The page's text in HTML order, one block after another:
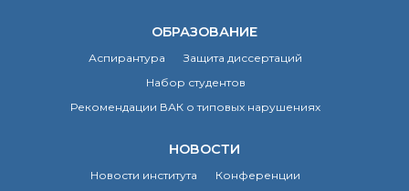
Новые лаборатории
Институт в СМИ
Конкурсы вакантных
История ВХК РАН
ОБРАЗОВАНИЕ
Аспирантура
Защита диссертаций
Набор студентов
Рекомендации ВАК о типовых нарушениях
НОВОСТИ
Новости института
Конференции